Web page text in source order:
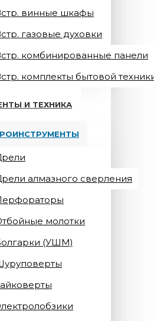
винные шкафы
газовые духовки
комбинированные панели
комплекты бытовой
И ТЕХНИКА
алмазного сверления
молотки
(УШМ)